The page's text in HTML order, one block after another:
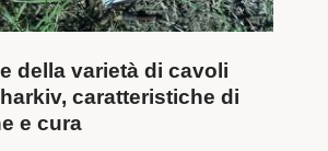
della varietà di cavoli
caratteristiche di
e cura